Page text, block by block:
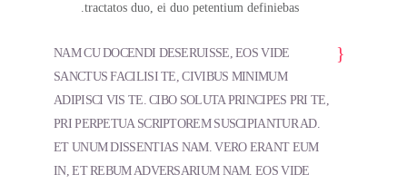
tractatos duo, ei duo petentium definiebas.
NAM CU DOCENDI DESERUISSE, EOS VIDE
SANCTUS FACILISI TE, CIVIBUS MINIMUM
ADIPISCI VIS TE. CIBO SOLUTA PRINCIPES PRI TE,
PRI PERPETUA SCRIPTOREM SUSCIPIANTUR AD.
ET UNUM DISSENTIAS NAM. VERO ERANT EUM
IN, ET REBUM ADVERSARIUM NAM. EOS VIDE